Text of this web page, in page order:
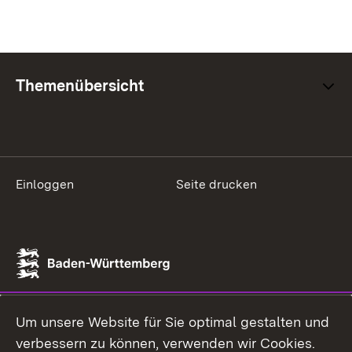
Themenübersicht
Einloggen Seite drucken
Um unsere Website für Sie optimal gestalten und
verbessern zu können, verwenden wir Cookies.